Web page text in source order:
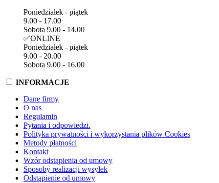
Poniedziałek - piątek
9.00 - 17.00
Sobota 9.00 - 14.00
✅ONLINE
Poniedziałek - piątek
9.00 - 20.00
Sobota 9.00 - 16.00
INFORMACJE
Dane firmy
O nas
Regulamin
Pytania i odpowiedzi.
Polityka prywatności i wykorzystania plików Cookies
Metody płatności
Kontakt
Wzór odstąpienia od umowy
Sposoby realizacji wysyłek
Odstąpienie od umowy